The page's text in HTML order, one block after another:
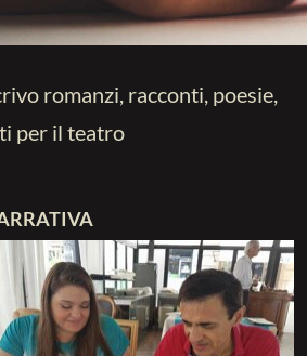
romanzi, racconti, poesie,
per il teatro